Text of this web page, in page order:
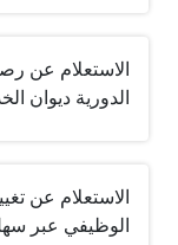
الاستعلام عن
الدورية ديوان
الاستعلام عن
الوظيفي عبر